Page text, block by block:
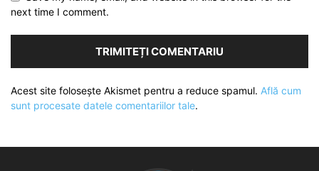
next time I comment.
Acest site folosește Akismet pentru a reduce spamul. Află cum
sunt procesate datele comentariilor tale.